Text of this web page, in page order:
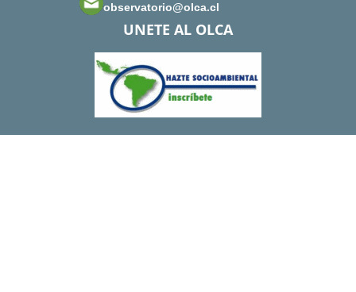
observatorio@olca.cl
UNETE AL OLCA